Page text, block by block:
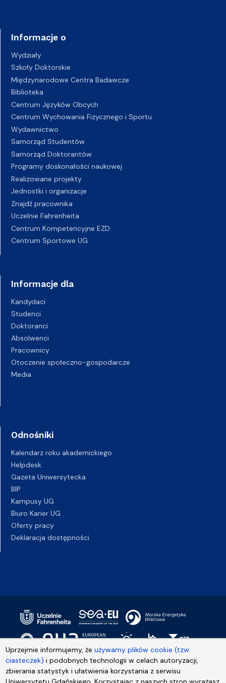
Uprzejmie informujemy, żeużywamy plików cookie (tzw.
ciasteczek) i podobnych technologii w celach autoryzacji,
zbierania statystyk i ułatwienia korzystania z serwisu
Informacje o
Wydziały
Szkoły Doktorskie
Międzynarodowe Centra Badawcze
Biblioteka
Centrum Języków Obcych
Centrum Wychowania Fizycznego i Sportu
Wydawnictwo
Samorząd Studentów
Samorząd Doktorantów
Programy doskonałości naukowej
Realizowane projekty
Jednostki i organizacje
Znajdź pracownika
Uczelnie Fahrenheita
Centrum Kompetencyjne EZD
Centrum Sportowe UG
Informacje dla
Kandydaci
Studenci
Doktoranci
Absolwenci
Pracownicy
Otoczenie społeczno-gospodarcze
Media
Odnośniki
Kalendarz roku akademickiego
Helpdesk
Gazeta Uniwersytecka
BIP
Kampusy UG
Biuro Karier UG
Oferty pracy
Deklaracja dostępności